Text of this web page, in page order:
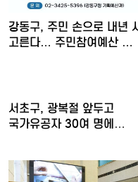
강동구, 주민 손으로 내년
고른다… 주민참여예산 …
서초구, 광복절 앞두고
국가유공자 30여 명에